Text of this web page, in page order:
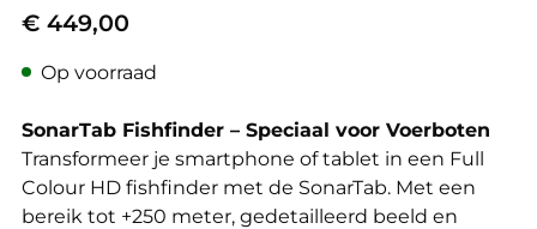
€ 449,00
Op voorraad
SonarTab Fishfinder – Speciaal voor Voerboten
Transformeer je smartphone of tablet in een Full
Colour HD fishfinder met de SonarTab. Met een
bereik tot +250 meter, gedetailleerd beeld en